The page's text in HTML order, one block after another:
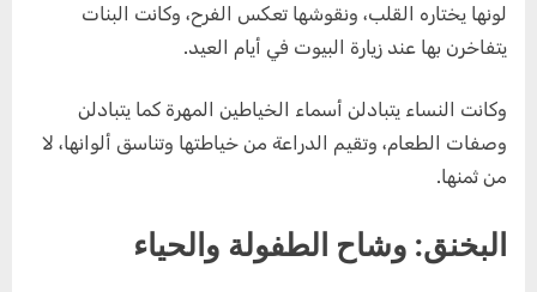
لونها يختاره القلب، ونقوشها تعكس الفرح، وكانت البنات
يتفاخرن بها عند زيارة البيوت في أيام العيد.
وكانت النساء يتبادلن أسماء الخياطين المهرة كما يتبادلن
وصفات الطعام، وتقيم الدراعة من خياطتها وتناسق ألوانها، لا
من ثمنها.
البخنق: وشاح الطفولة والحياء